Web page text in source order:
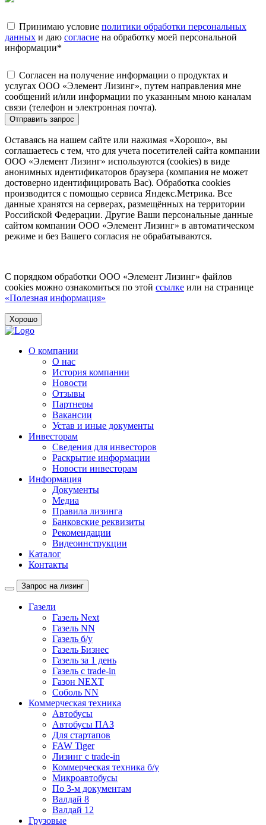
Принимаю условие политики обработки персональных
данных и даю согласие на обработку моей персональной
информации*
Согласен на получение информации о продуктах и
услугах ООО «Элемент Лизинг», путем направления мне
сообщений и/или информации по указанным мною каналам
связи (телефон и электронная почта).
Отправить запрос
Оставаясь на нашем сайте или нажимая «Хорошо», вы
соглашаетесь с тем, что для учета посетителей сайта компании
ООО «Элемент Лизинг» используются (cookies) в виде
анонимных идентификаторов браузера (компания не может
достоверно идентифицировать Вас). Обработка cookies
производится с помощью сервиса Яндекс.Метрика. Все
данные хранятся на серверах, размещённых на территории
Российской Федерации. Другие Ваши персональные данные
сайтом компании ООО «Элемент Лизинг» в автоматическом
режиме и без Вашего согласия не обрабатываются.
С порядком обработки ООО «Элемент Лизинг» файлов
cookies можно ознакомиться по этой ссылке или на странице
«Полезная информация»
Хорошо
О компании
О нас
История компании
Новости
Отзывы
Партнеры
Вакансии
Устав и иные документы
Инвесторам
Сведения для инвесторов
Раскрытие информации
Новости инвесторам
Информация
Документы
Медиа
Правила лизинга
Банковские реквизиты
Рекомендации
Видеоинструкции
Каталог
Контакты
Запрос на лизинг
Газели
Газель Next
Газель NN
Газель б/у
Газель Бизнес
Газель за 1 день
Газель с trade-in
Газон NEXT
Соболь NN
Коммерческая техника
Автобусы
Автобусы ПАЗ
Для стартапов
FAW Tiger
Лизинг с trade-in
Коммерческая техника б/у
Микроавтобусы
По 3-м документам
Валдай 8
Валдай 12
Грузовые